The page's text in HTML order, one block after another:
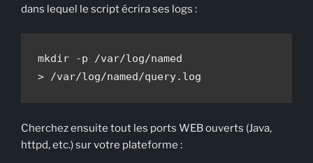
dans lequel le script écrira ses logs :
mkdir -p /var/log/named
> /var/log/named/query.log
Cherchez ensuite tout les ports WEB ouverts (Java,
httpd, etc.) sur votre plateforme :